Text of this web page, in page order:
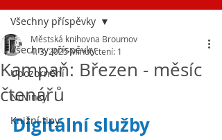
Všechny příspěvky
Upozornění
Novinky
Knižní tipy
Všechny příspěvky
Kampaň: Březen - měsíc
čtenářů
Městská knihovna Broumov
4. 3. 2025Minut čtení: 1
Digitální služby